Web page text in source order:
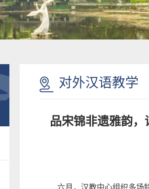
对外汉语教学
品宋锦非遗雅韵
六月，汉教中心组织多场